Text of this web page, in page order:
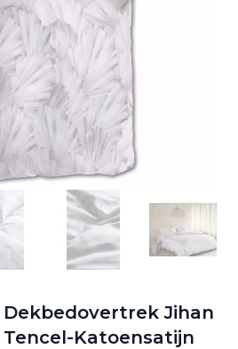
Jihan
Katoensatijn